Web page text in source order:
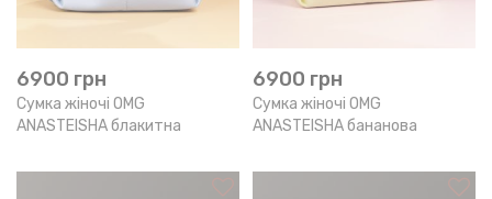
6900 грн
Сумка жіночі OMG
ANASTEISHA блакитна
6900 грн
Сумка жіночі OMG
ANASTEISHA бананова